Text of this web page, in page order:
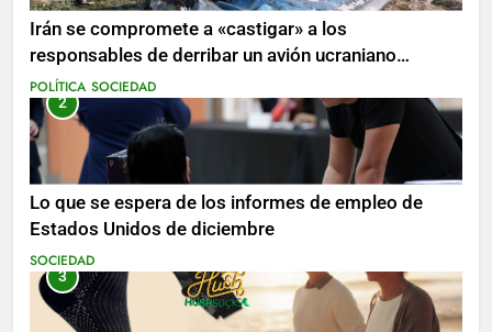
Irán se compromete a «castigar» a los
responsables de derribar un avión ucraniano
mientras se realizan arrestos
POLÍTICA SOCIEDAD
2
Lo que se espera de los informes de empleo de
Estados Unidos de diciembre
SOCIEDAD
3